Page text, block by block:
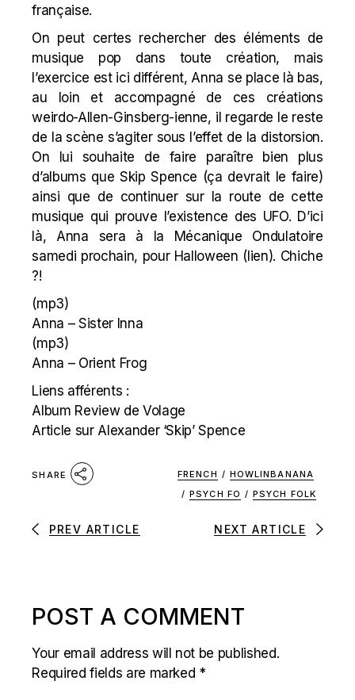
française.
On peut certes rechercher des éléments de
musique pop dans toute création, mais
l’exercice est ici différent, Anna se place là bas,
au loin et accompagné de ces créations
weirdo-Allen-Ginsberg-ienne, il regarde le reste
de la scène s’agiter sous l’effet de la distorsion.
On lui souhaite de faire paraître bien plus
d’albums que Skip Spence (ça devrait le faire)
ainsi que de continuer sur la route de cette
musique qui prouve l’existence des UFO. D’ici
là, Anna sera à la Mécanique Ondulatoire
samedi prochain, pour Halloween ( lien). Chiche
?!
(mp3)
Anna – Sister Inna
(mp3)
Anna – Orient Frog
Liens afférents :
Album Review de Volage
Article sur Alexander ‘Skip’ Spence
SHARE FRENCH / HOWLINBANANA
/ PSYCH FO / PSYCH FOLK
PREV ARTICLE NEXT ARTICLE
POST A COMMENT
Your email address will not be published.
Required fields are marked *